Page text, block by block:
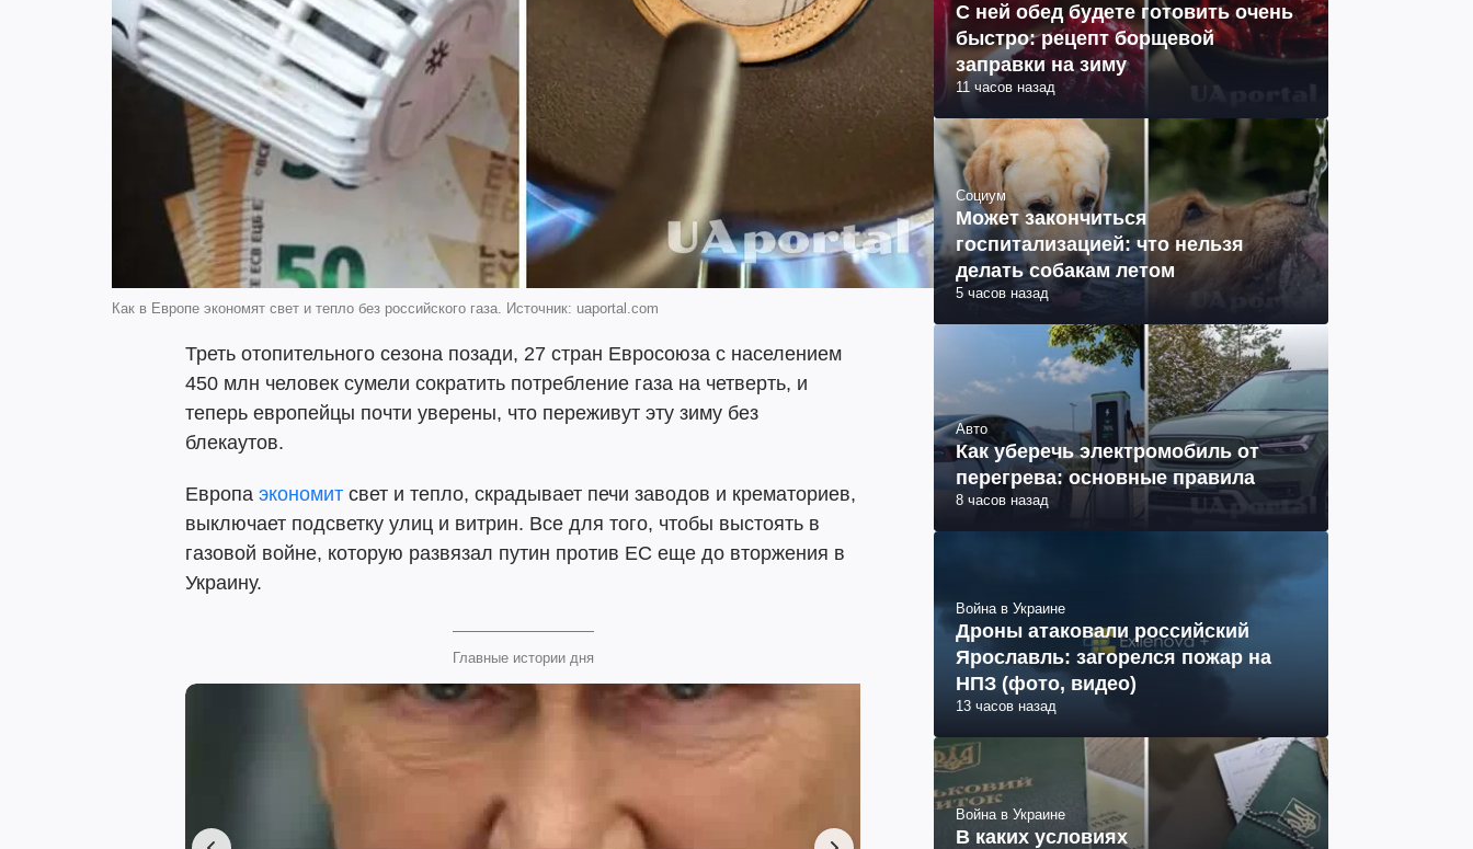
Как в Европе экономят свет и тепло без российского газа. Источник: uaportal.com
Треть отопительного сезона позади, 27 стран Евросоюза с населением
450 млн человек сумели сократить потребление газа на четверть, и
теперь европейцы почти уверены, что переживут эту зиму без
блекаутов.
Европа экономит свет и тепло, скрадывает печи заводов и крематориев,
выключает подсветку улиц и витрин. Все для того, чтобы выстоять в
газовой войне, которую развязал путин против ЕС еще до вторжения в
Украину.
Главные истории дня
С ней обед будете готовить очень
быстро: рецепт борщевой
заправки на зиму
11 часов назад
Социум
Может закончиться
госпитализацией: что нельзя
делать собакам летом
5 часов назад
Авто
Как уберечь электромобиль от
перегрева: основные правила
8 часов назад
Война в Украине
Дроны атаковали российский
Ярославль: загорелся пожар на
НПЗ (фото, видео)
13 часов назад
Война в Украине
В каких условиях